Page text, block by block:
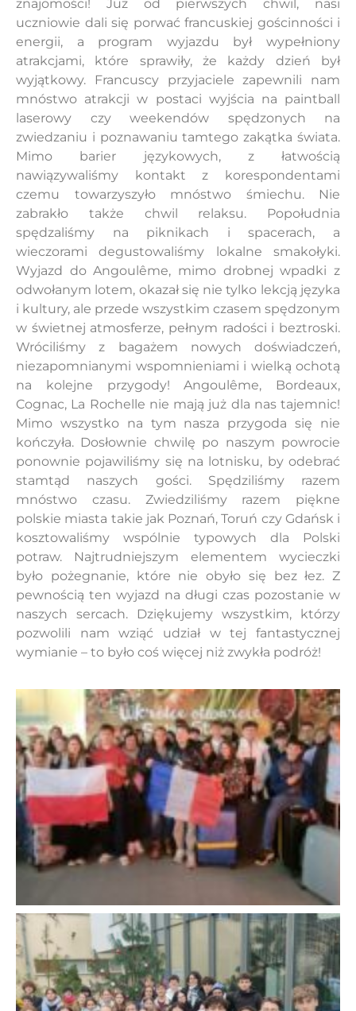
znajomości! Już od pierwszych chwil, nasi
uczniowie dali się porwać francuskiej gościnności i
energii, a program wyjazdu był wypełniony
atrakcjami, które sprawiły, że każdy dzień był
wyjątkowy. Francuscy przyjaciele zapewnili nam
mnóstwo atrakcji w postaci wyjścia na paintball
laserowy czy weekendów spędzonych na
zwiedzaniu i poznawaniu tamtego zakątka świata.
Mimo barier językowych, z łatwością
nawiązywaliśmy kontakt z korespondentami
czemu towarzyszyło mnóstwo śmiechu. Nie
zabrakło także chwil relaksu. Popołudnia
spędzaliśmy na piknikach i spacerach, a
wieczorami degustowaliśmy lokalne smakołyki.
Wyjazd do Angoulême, mimo drobnej wpadki z
odwołanym lotem, okazał się nie tylko lekcją języka
i kultury, ale przede wszystkim czasem spędzonym
w świetnej atmosferze, pełnym radości i beztroski.
Wróciliśmy z bagażem nowych doświadczeń,
niezapomnianymi wspomnieniami i wielką ochotą
na kolejne przygody! Angoulême, Bordeaux,
Cognac, La Rochelle nie mają już dla nas tajemnic!
Mimo wszystko na tym nasza przygoda się nie
kończyła. Dosłownie chwilę po naszym powrocie
ponownie pojawiliśmy się na lotnisku, by odebrać
stamtąd naszych gości. Spędziliśmy razem
mnóstwo czasu. Zwiedziliśmy razem piękne
polskie miasta takie jak Poznań, Toruń czy Gdańsk i
kosztowaliśmy wspólnie typowych dla Polski
potraw. Najtrudniejszym elementem wycieczki
było pożegnanie, które nie obyło się bez łez. Z
pewnością ten wyjazd na długi czas pozostanie w
naszych sercach. Dziękujemy wszystkim, którzy
pozwolili nam wziąć udział w tej fantastycznej
wymianie – to było coś więcej niż zwykła podróż!